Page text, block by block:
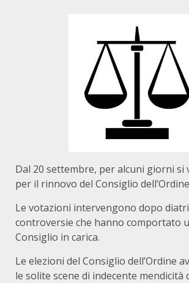
Dal 20 settembre, per alcuni giorni si
per il rinnovo del Consiglio
Le votazioni intervengono dopo
controversie che hanno comportato
Consiglio in carica.
Le elezioni del Consiglio dell’Ordine
le solite scene di indecente mendicità